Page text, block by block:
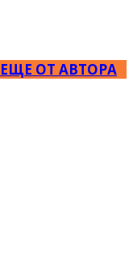
ЕЩЕ ОТ АВТОРА